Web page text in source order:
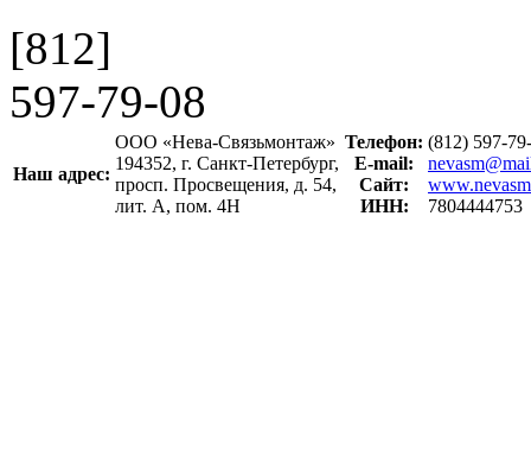
[812]
597-79-08
Наш адрес:
ООО «Нева-Связьмонтаж»
194352, г. Санкт-Петербург,
просп. Просвещения, д. 54,
лит. А, пом. 4Н
Телефон:
E-mail:
Сайт:
ИНН:
(812) 597-
7804444753